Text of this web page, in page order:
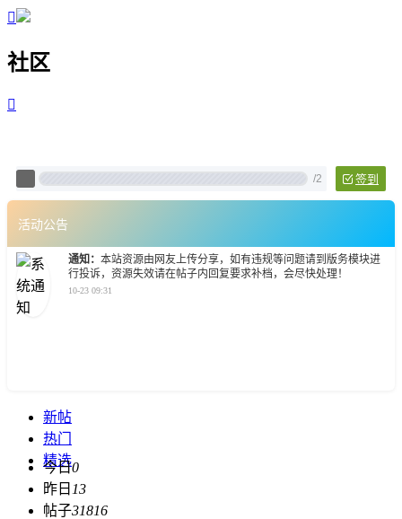

社区

Pixtech 社区 - 云计算、Linux
/2 签到
活动公告
通知： 本站资源由网友上传分享，如有违规等问题请到版务模块进
行投诉，资源失效请在帖子内回复要求补档，会尽快处理！
10-23 09:31
新帖
热门
精选
今日0
昨日 13
帖子31816